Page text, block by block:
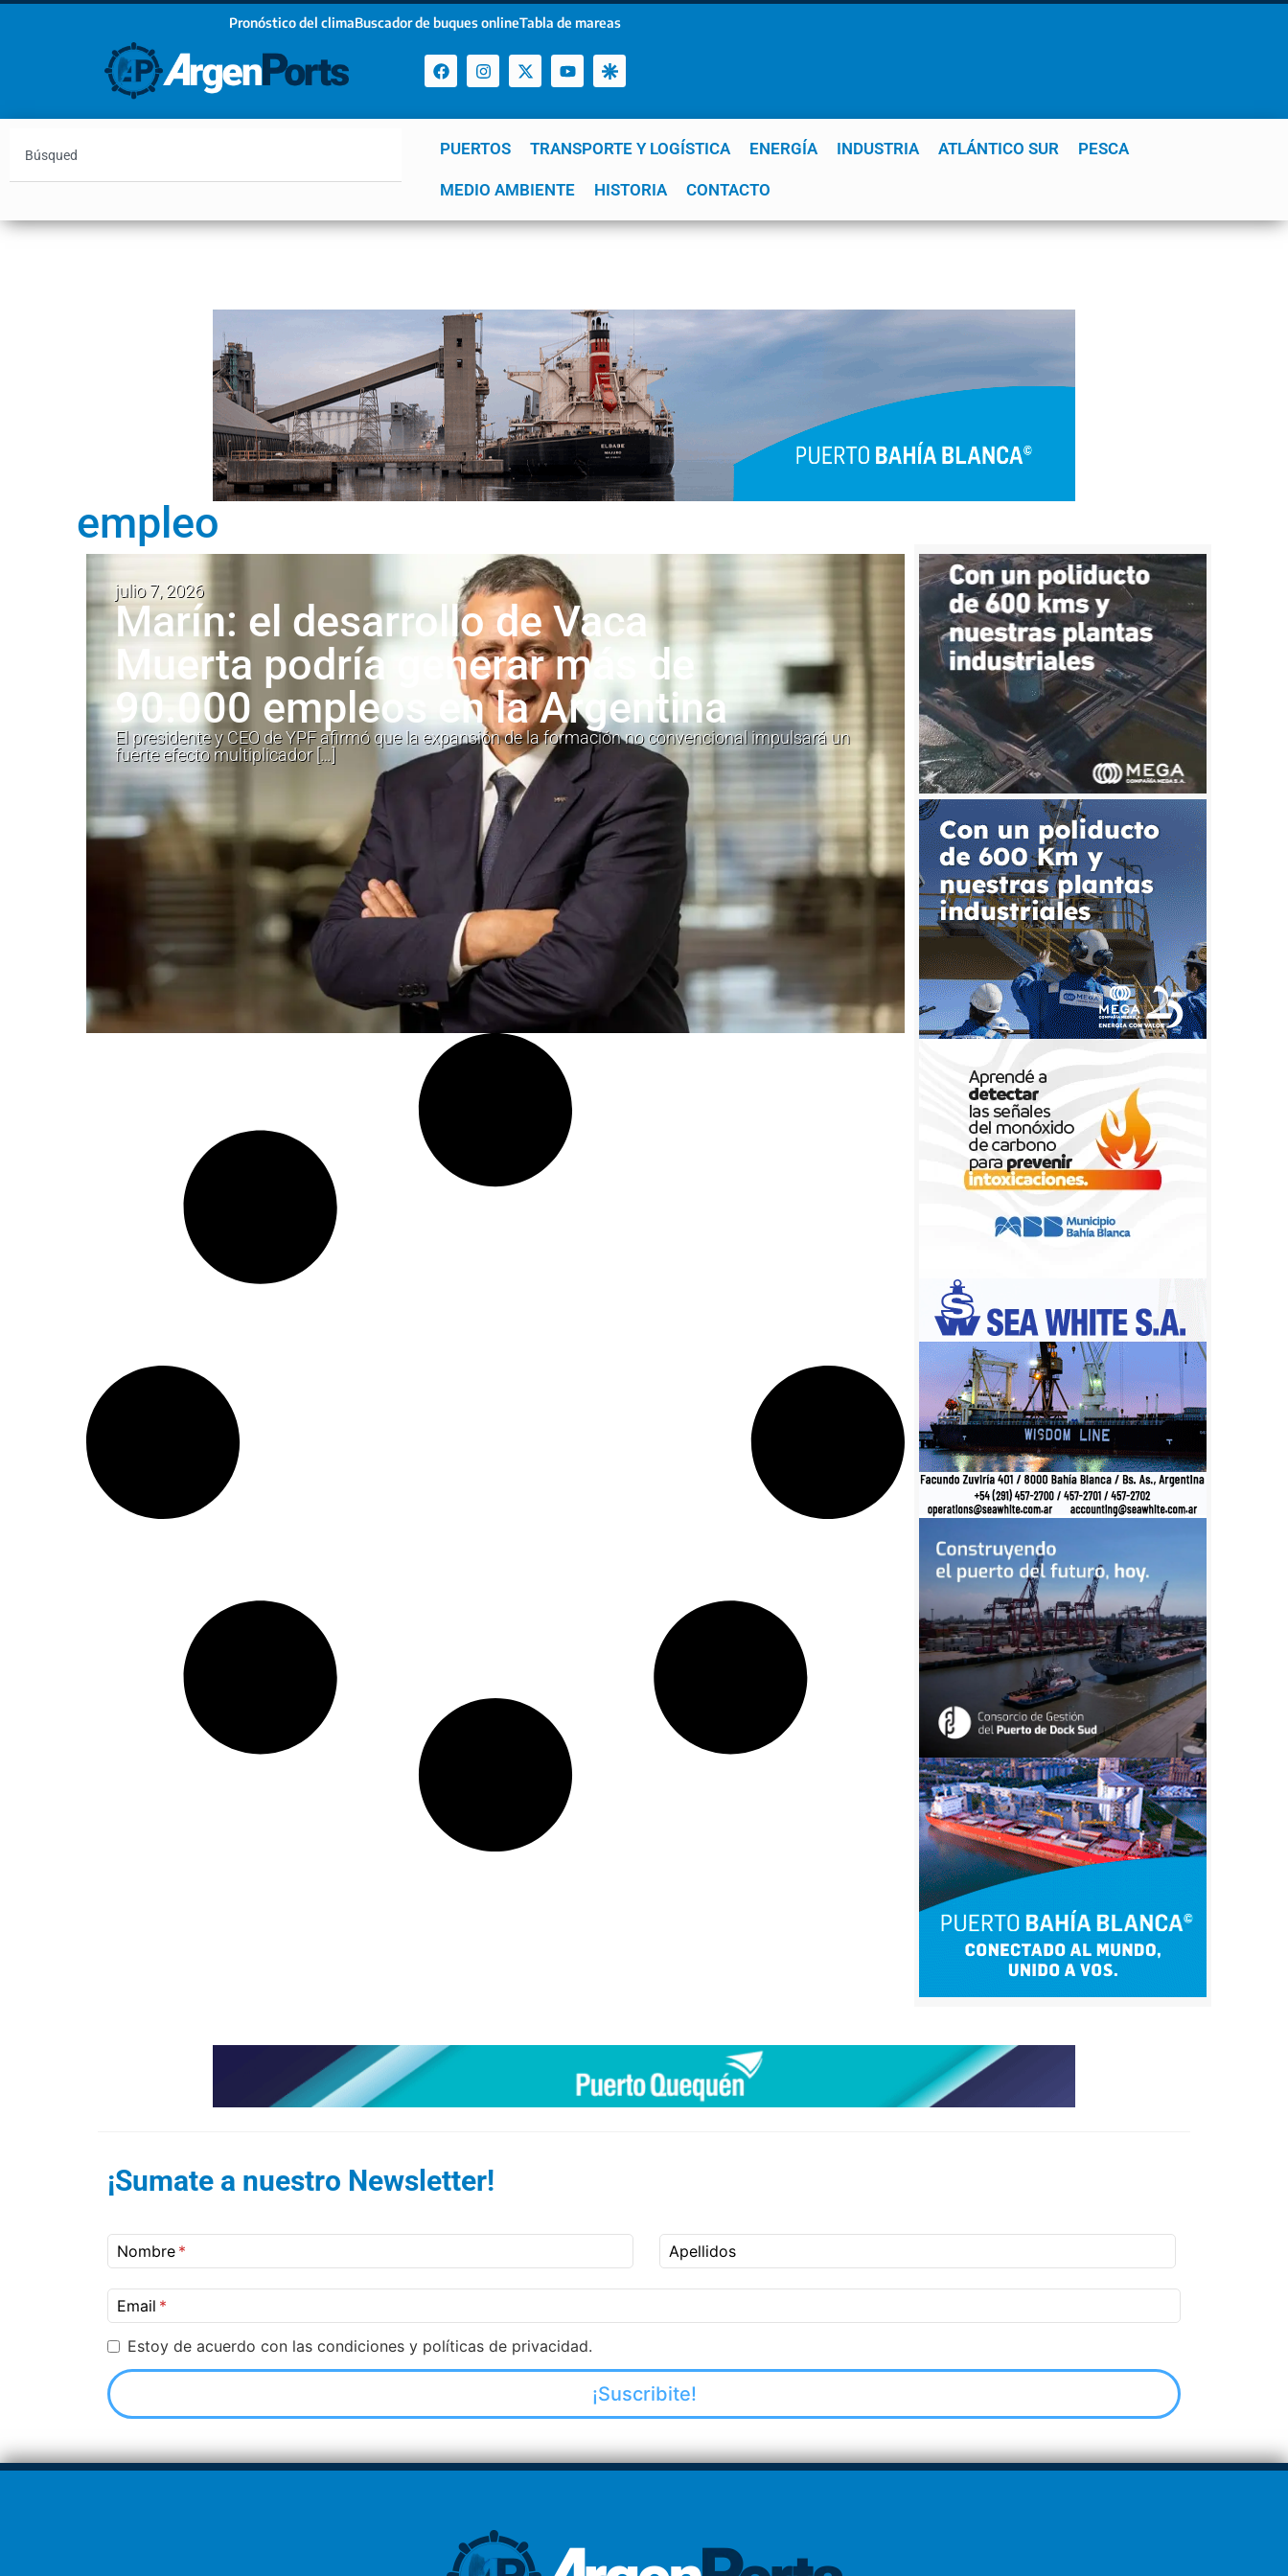
Pronóstico del climaBuscador de buques onlineTabla de mareas
PUERTOS TRANSPORTE Y LOGÍSTICA ENERGÍA INDUSTRIA ATLÁNTICO SUR PESCA
MEDIO AMBIENTE HISTORIA CONTACTO
YPF GNL Mar del Plata Patagonia Quequén
empleo
julio 7, 2026
Marín: el desarrollo de Vaca
Muerta podría generar más de
90.000 empleos en la Argentina
El presidente y CEO de YPF afirmó que la expansión de la formación no convencional impulsará un
fuerte efecto multiplicador […]
¡Sumate a nuestro Newsletter!
Nombre Apellidos
Email
Estoy de acuerdo con las condiciones y políticas de privacidad.
¡Sumate a nuestro Newsletter!
Email
Estoy de acuerdo con las condiciones y políticas de